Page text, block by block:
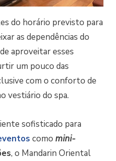
do horário previsto para
as dependências do
aproveitar esses
um pouco das
com o conforto de
vestiário do spa.
sofisticado para
como mini-
, o Mandarin Oriental